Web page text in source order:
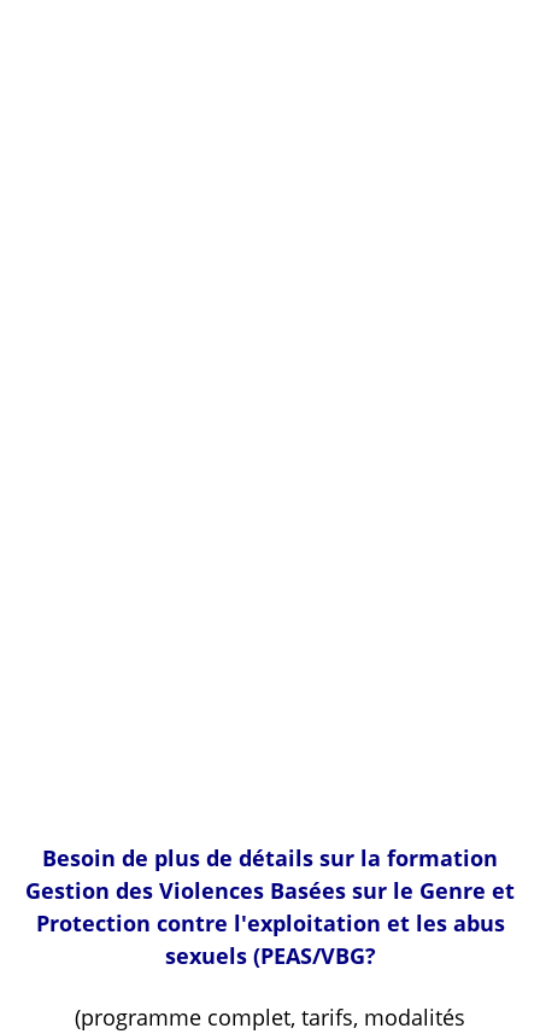
Besoin de plus de détails sur la formation
Gestion des Violences Basées sur le Genre et
Protection contre l'exploitation et les abus
sexuels (PEAS/VBG?
(programme complet, tarifs, modalités